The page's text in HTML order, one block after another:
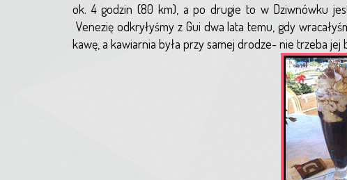
ok. 4 godzin (80 km), a po drugie to w Dziwnówku
Venezię odkryłyśmy z Gui dwa lata temu, gdy
kawę, a kawiarnia była przy samej drodze- nie trzeba jej